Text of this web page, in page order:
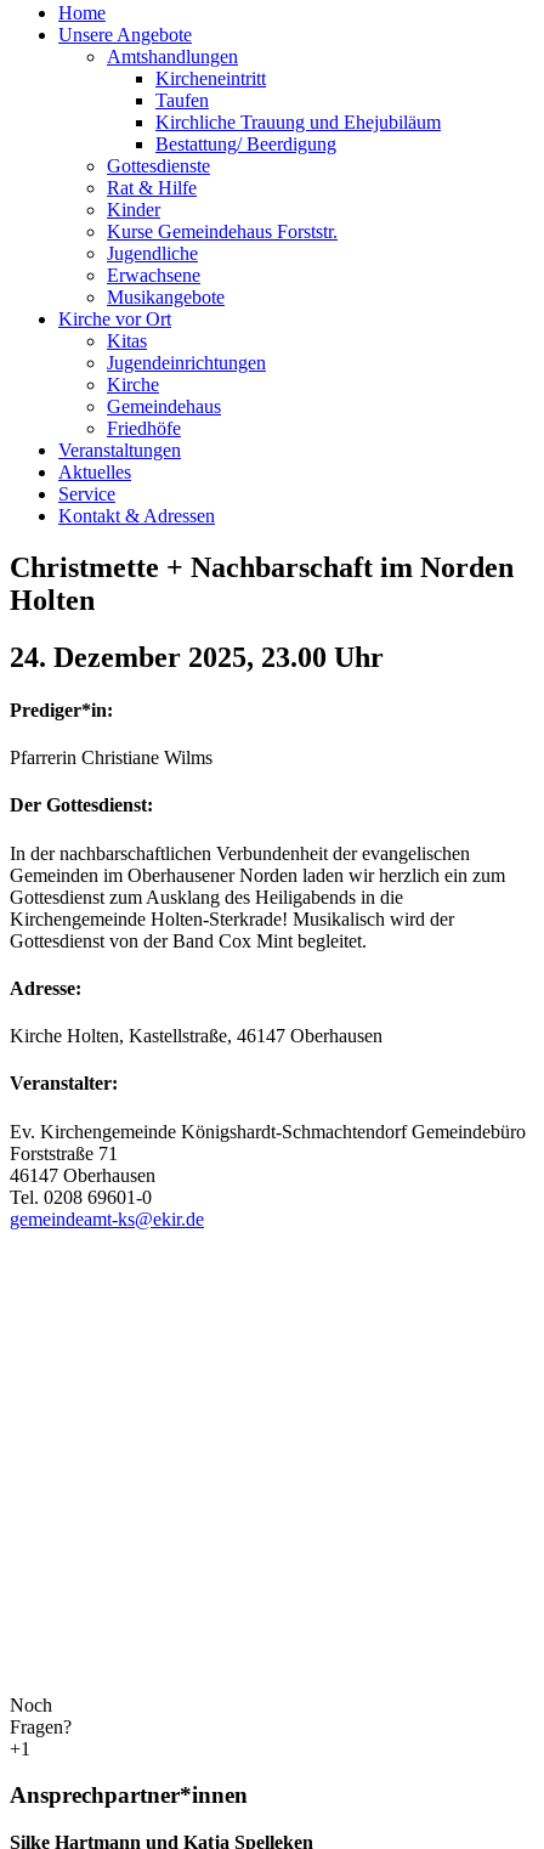
Home
Unsere Angebote
Amtshandlungen
Kircheneintritt
Taufen
Kirchliche Trauung und Ehejubiläum
Bestattung/ Beerdigung
Gottesdienste
Rat & Hilfe
Kinder
Kurse Gemeindehaus Forststr.
Jugendliche
Erwachsene
Musikangebote
Kirche vor Ort
Kitas
Jugendeinrichtungen
Kirche
Gemeindehaus
Friedhöfe
Veranstaltungen
Aktuelles
Service
Kontakt & Adressen
Christmette + Nachbarschaft im Norden
Holten
24. Dezember 2025, 23.00 Uhr
Prediger*in:
Pfarrerin Christiane Wilms
Der Gottesdienst:
In der nachbarschaftlichen Verbundenheit der evangelischen
Gemeinden im Oberhausener Norden laden wir herzlich ein zum
Gottesdienst zum Ausklang des Heiligabends in die
Kirchengemeinde Holten-Sterkrade! Musikalisch wird der
Gottesdienst von der Band Cox Mint begleitet.
Adresse:
Kirche Holten, Kastellstraße, 46147 Oberhausen
Veranstalter:
Ev. Kirchengemeinde Königshardt-Schmachtendorf Gemeindebüro
Forststraße 71
46147 Oberhausen
Tel. 0208 69601-0
gemeindeamt-ks@ekir.de
Noch
Fragen?
+1
Ansprechpartner*innen
Silke Hartmann und Katja Spelleken